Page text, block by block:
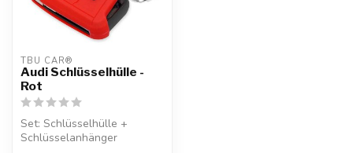
TBU CAR®
Audi Schlüsselhülle -
Rot
Set: Schlüsselhülle +
Schlüsselanhänger